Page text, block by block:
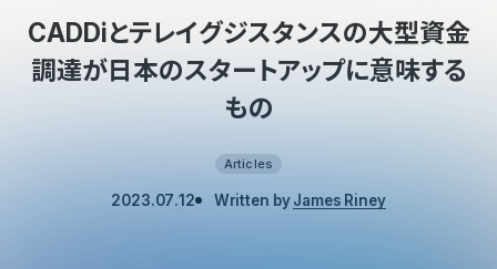
CADDiとテレイグジスタンスの大型資金
調達が日本のスタートアップに意味する
もの
Articles
2023.07.12 Written byJames Riney